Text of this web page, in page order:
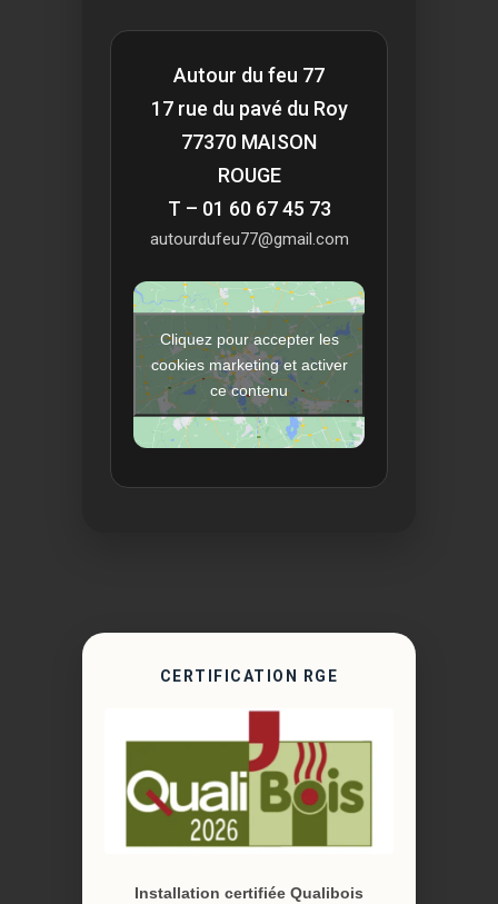
Autour du feu 77
17 rue du pavé du Roy
77370 MAISON
ROUGE
T – 01 60 67 45 73
autourdufeu77@gmail.com
Cliquez pour accepter les
cookies marketing et activer
ce contenu
CERTIFICATION RGE
Installation certifiée Qualibois